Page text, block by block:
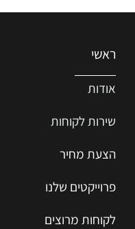
ראשי
אודות
שירות לקוחות
הצעת מחיר
פרוייקטים שלנו
לקוחות מרוצים